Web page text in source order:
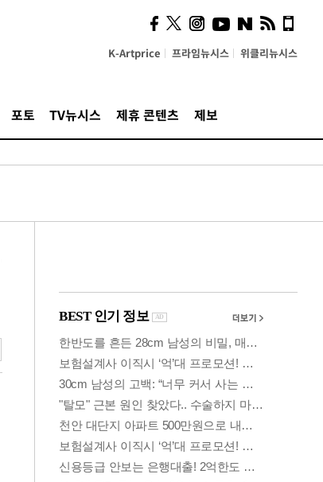
K-Artprice 프라임뉴시스 위클리뉴시스
포토 TV뉴시스 제휴 콘텐츠 제보
시, 스마트폰 액세서리에
NFC 더했다